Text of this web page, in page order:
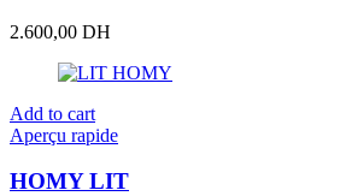
2.600,00 DH
Add to cart
Aperçu rapide
HOMY LIT